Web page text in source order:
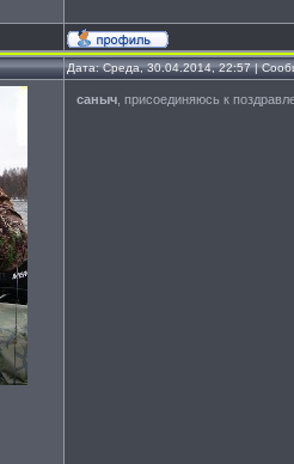
Дата: Среда, 30.04.2014, 22:57 |
саныч , присоединяюсь к